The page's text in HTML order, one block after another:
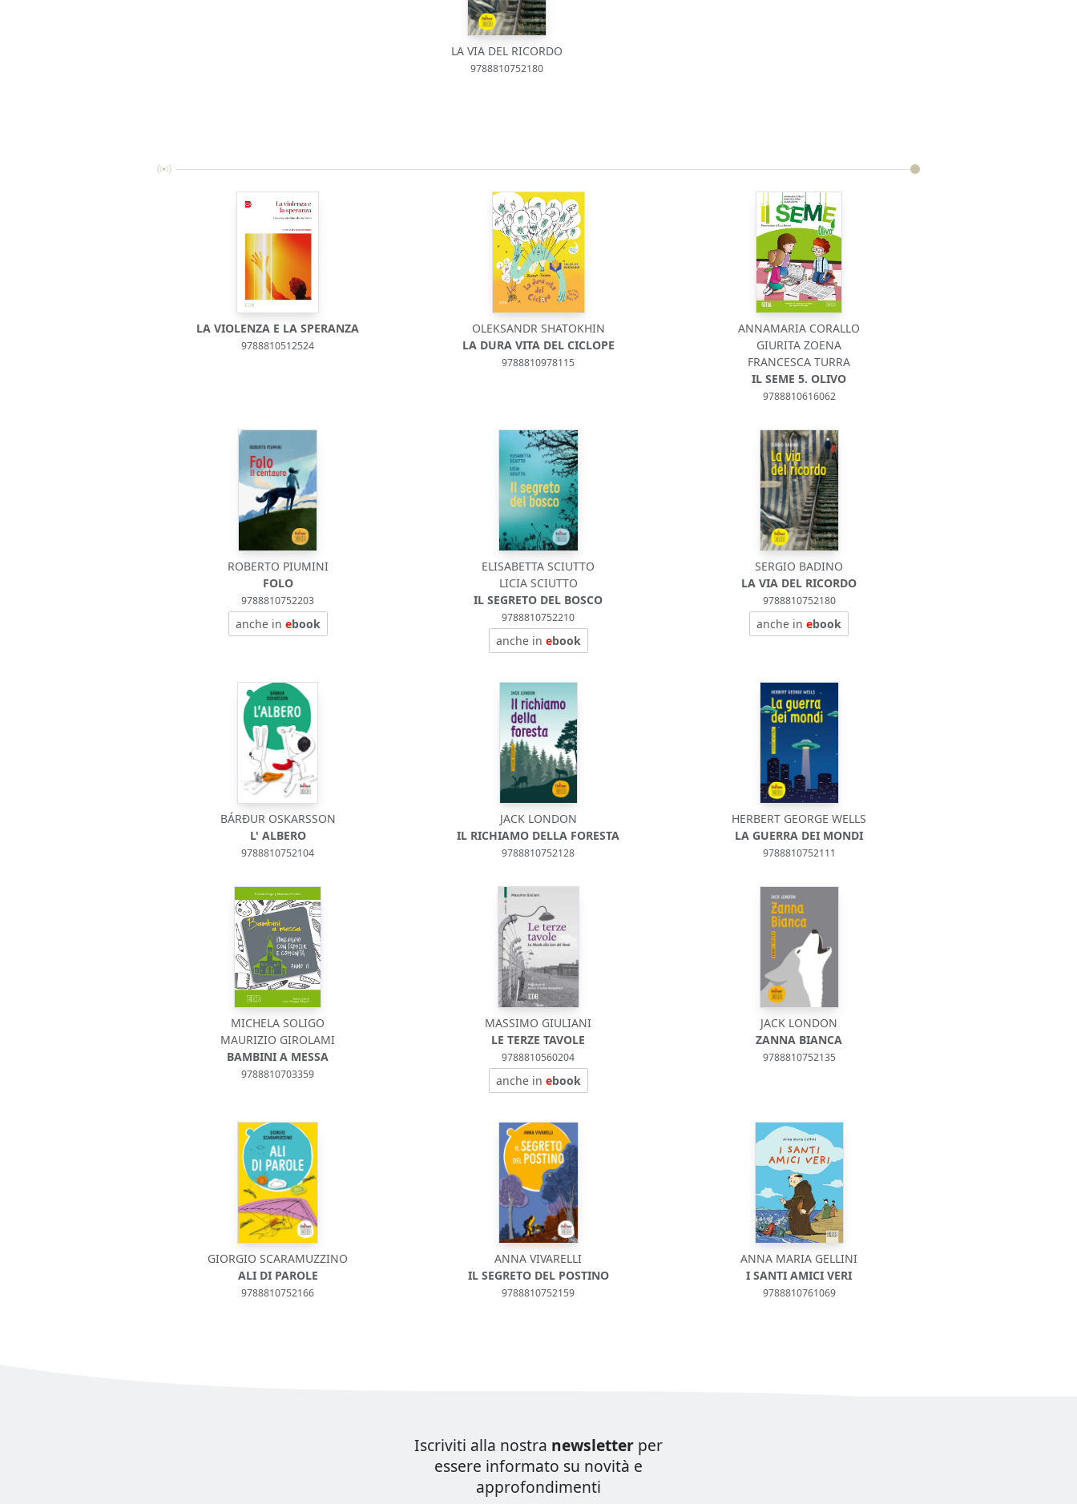
LA VIA DEL RICORDO
9788810752180
LA VIOLENZA E LA SPERANZA
9788810512524
OLEKSANDR SHATOKHIN
LA DURA VITA DEL CICLOPE
9788810978115
ANNAMARIA CORALLO
GIURITA ZOENA
FRANCESCA TURRA
IL SEME 5. OLIVO
9788810616062
ROBERTO PIUMINI
FOLO
9788810752203
anche in ebook
ELISABETTA SCIUTTO
LICIA SCIUTTO
IL SEGRETO DEL BOSCO
9788810752210
anche in ebook
SERGIO BADINO
LA VIA DEL RICORDO
9788810752180
anche inebook
BÁRĐUR OSKARSSON
L' ALBERO
9788810752104
JACK LONDON
IL RICHIAMO DELLA FORESTA
9788810752128
HERBERT GEORGE WELLS
LA GUERRA DEI MONDI
9788810752111
MICHELA SOLIGO
MAURIZIO GIROLAMI
BAMBINI A MESSA
9788810703359
MASSIMO GIULIANI
LE TERZE TAVOLE
9788810560204
anche in ebook
JACK LONDON
ZANNA BIANCA
9788810752135
GIORGIO SCARAMUZZINO
ALI DI PAROLE
9788810752166
ANNA VIVARELLI
IL SEGRETO DEL POSTINO
9788810752159
ANNA MARIA GELLINI
I SANTI AMICI VERI
9788810761069
Iscriviti alla nostra newsletter per
essere informato su novità e
approfondimenti